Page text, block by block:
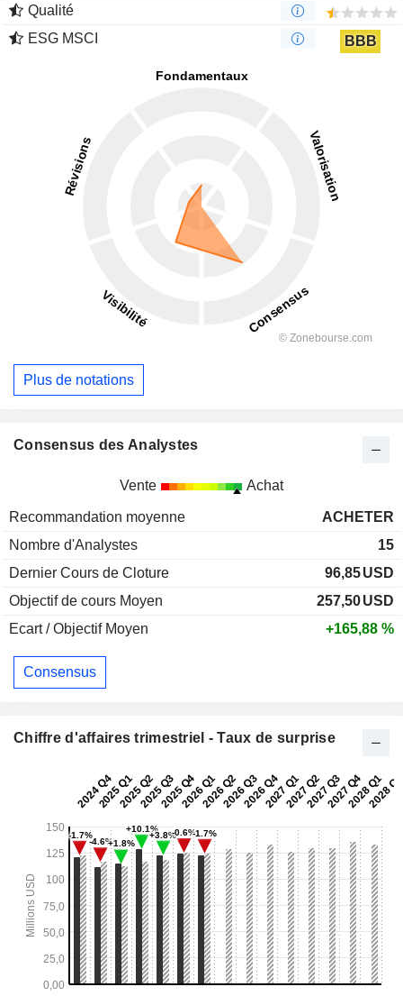
Qualité
ESG MSCI
BBB
Plus de notations
Consensus des Analystes
Vente Achat
Recommandation moyenne
ACHETER
Nombre d'Analystes
15
Dernier Cours de Cloture
96,85USD
Objectif de cours Moyen
257,50USD
Ecart / Objectif Moyen
+165,88 %
Consensus
Chiffre d'affaires trimestriel - Taux de surprise